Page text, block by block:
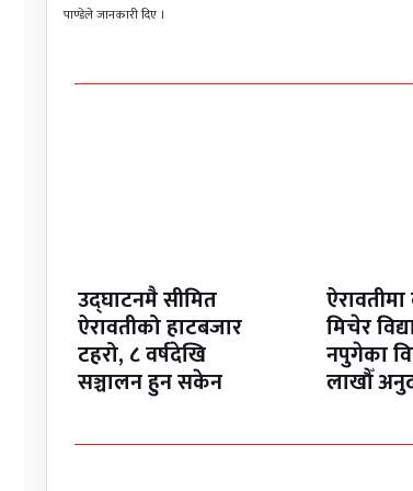
पाण्डेले जानकारी दिए ।
उद्घाटनमै सीमित
ऐरावतीको हाटबजार
टहरो, ८ वर्षदेखि
सञ्चालन हुन सकेन
ऐरावतीमा
मिचेर
नपुगेका
लाखौँ